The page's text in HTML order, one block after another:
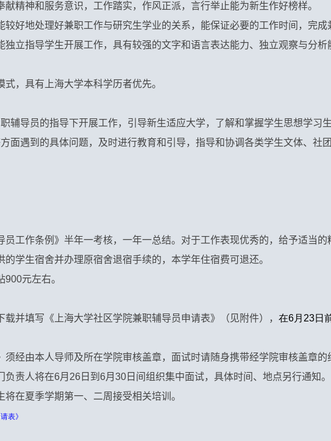
精神和服务意识，工作踏实，作风正派，言行举止能为新生作好榜样。
好地处理好兼职工作与研究生学业的关系，能保证必要的工作时间，完成
独立指导学生开展工作，具有较强的文字和语言表达能力、独立观察与分
，具有上海大学本科学历者优先。
辅导员的指导下开展工作，引导新生适应大学，了解和掌握学生思想学习
面遇到的具体问题，及时进行教育和引导，指导和协调各类学生文体、社
工作条例》半年一考核，一年一总结。对于工作表现优秀的，给予适当的
学生宿舍并办理原宿舍退宿手续的，本学年住宿费可退还。
900元左右。
并填写《上海大学社区学院兼职辅导员申请表》（见附件）， 在6月23日
经由本人导师及所在学院审核盖章，面试时请随身携带经学院审核盖章的
负责人将在6月 26 日到 6月 30 日间组织集中面试，具体时间、地点另行通知。
在夏季学期第一、二周接受相关培训。
表》